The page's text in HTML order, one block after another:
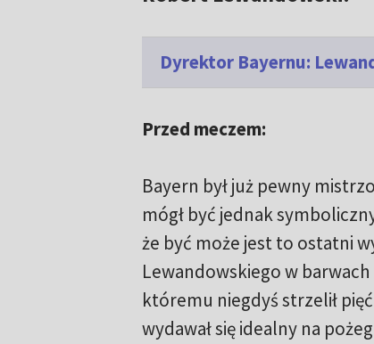
Dyrektor Bayernu:
Przed meczem:
Bayern był już pewny
mógł być jednak
że być może jest to ostatni
Lewandowskiego w
któremu niegdyś strzelił
wydawał się idealny na